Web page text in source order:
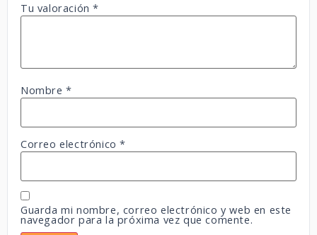
Tu valoración*
Nombre*
Correo electrónico*
Guarda mi nombre, correo electrónico y web en este
navegador para la próxima vez que comente.